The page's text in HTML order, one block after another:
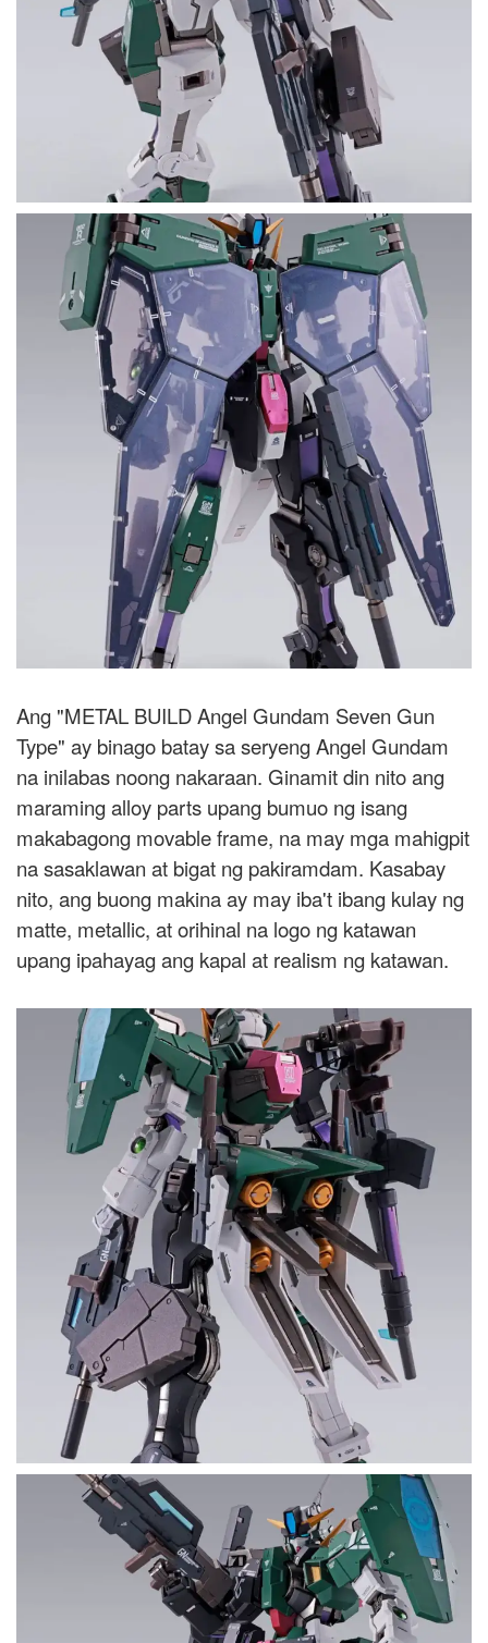
Ang "METAL BUILD Angel Gundam Seven Gun
Type" ay binago batay sa seryeng Angel Gundam
na inilabas noong nakaraan. Ginamit din nito ang
maraming alloy parts upang bumuo ng isang
makabagong movable frame, na may mga mahigpit
na sasaklawan at bigat ng pakiramdam. Kasabay
nito, ang buong makina ay may iba't ibang kulay ng
matte, metallic, at orihinal na logo ng katawan
upang ipahayag ang kapal at realism ng katawan.